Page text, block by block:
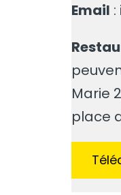
Email
Marie
place